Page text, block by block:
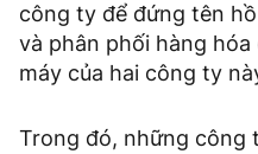
công ty để đứng tên
và phân phối hàng
máy của hai công ty
Trong đó, những công